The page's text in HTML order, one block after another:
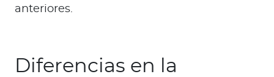
anteriores.
Diferencias en la